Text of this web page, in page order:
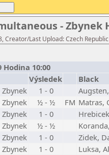
- Zbynek
Creator/Last Upload: Czech
Hodina 10:00
Výsledek
Black
Zbynek 1 - 0
Zbynek ½ - ½ FM Matras,
Zbynek 1 - 0
Zbynek ½ - ½
Zbynek 1 - 0
Zidek,
Zbynek 1 - 0
Luksa,